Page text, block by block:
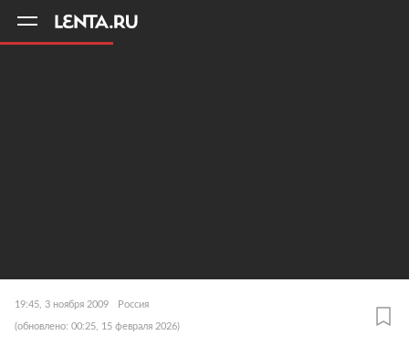
19:45, 3 ноября 2009 Россия
(обновлено: 00:25, 15 февраля 2026)